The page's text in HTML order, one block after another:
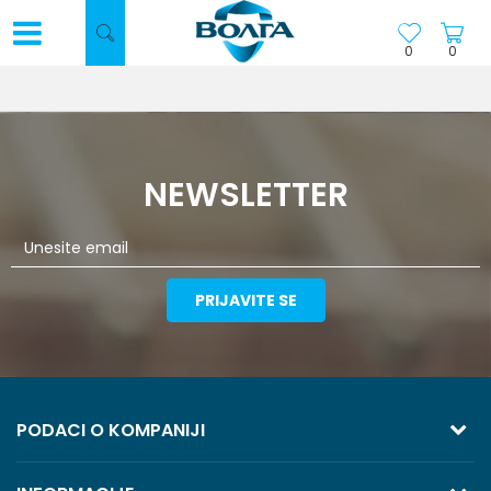
0
0
NEWSLETTER
PRIJAVITE SE
PODACI O KOMPANIJI